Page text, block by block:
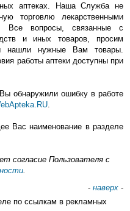
аптеках. Наша Служба не
торговлю лекарственными
Все вопросы, связанные с
и иных товаров, просим
нашли нужные Вам товары.
работы аптеки доступны при
обнаружили ошибку в работе
Вас наименование в разделе
согласие Пользователя с
- наверх -
по ссылкам в рекламных